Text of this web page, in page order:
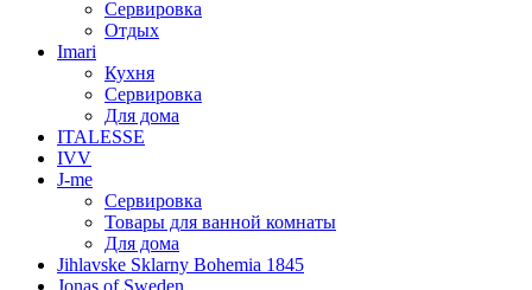
Сервировка
Отдых
Imari
Кухня
Сервировка
Для дома
ITALESSE
IVV
J-me
Сервировка
Товары для ванной комнаты
Для дома
Jihlavske Sklarny Bohemia 1845